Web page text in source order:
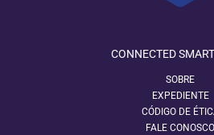
CONNECTED
SOBRE
EXPEDIENTE
CÓDIGO DE
FALE CONOSCO